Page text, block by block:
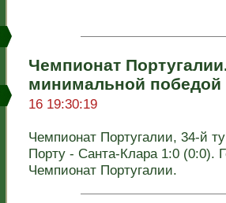
Чемпионат
минимальной
16 19:30:19
Чемпионат Португалии, 34-й
Порту - Санта-Клара 1:0 (0:0).
Чемпионат Португалии.